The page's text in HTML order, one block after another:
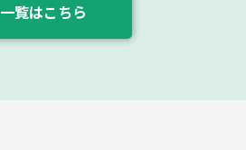
一覧はこちら